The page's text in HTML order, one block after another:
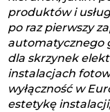
produktów i
po raz pierwszy
automatycznego
dla skrzynek
instalacjach
wyłączność w
estetykę